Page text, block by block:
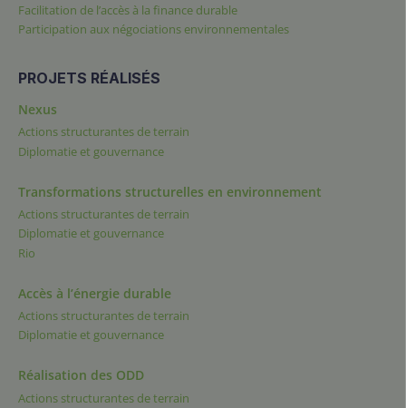
Facilitation de l’accès à la finance durable
Participation aux négociations environnementales
PROJETS RÉALISÉS
Nexus
Actions structurantes de terrain
Diplomatie et gouvernance
Transformations structurelles en environnement
Actions structurantes de terrain
Diplomatie et gouvernance
Rio
Accès à l’énergie durable
Actions structurantes de terrain
Diplomatie et gouvernance
Réalisation des ODD
Actions structurantes de terrain